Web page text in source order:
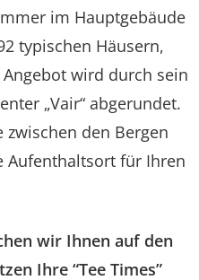
im Hauptgebäude
typischen Häusern,
wird durch sein
„Vair“ abgerundet.
zwischen den Bergen
Aufenthaltsort für Ihren
wir Ihnen auf den
Ihre “Tee Times”